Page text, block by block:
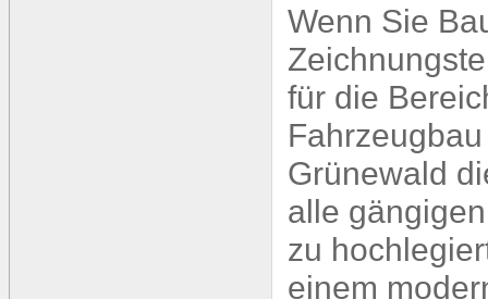
Wenn Sie
für die
Grünewald
alle
zu
einem